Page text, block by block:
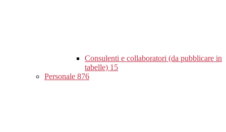
Consulenti e collaboratori (da pubblicare in
tabelle) 15
Personale 876